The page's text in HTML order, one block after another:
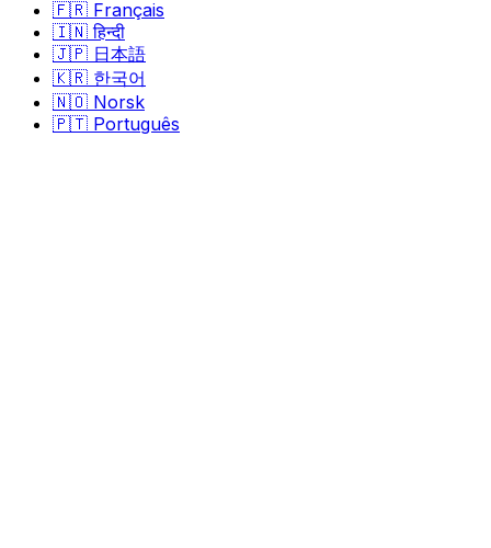
🇫🇷 Français
🇮🇳हिन्दी
🇯🇵 日本語
🇰🇷 한국어
🇳🇴 Norsk
🇵🇹 Português